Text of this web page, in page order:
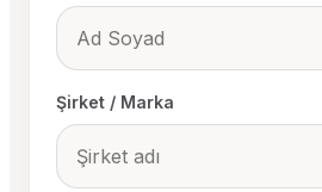
Şirket / Marka